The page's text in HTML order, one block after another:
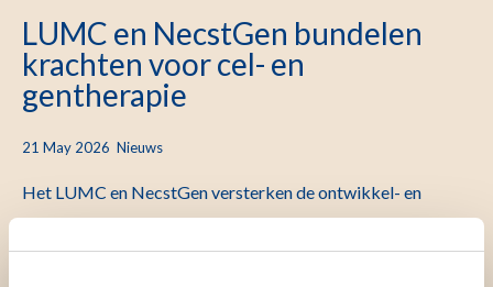
LUMC en NecstGen bundelen
krachten voor cel- en
gentherapie
21 May 2026 Nieuws
Het LUMC en NecstGen versterken de ontwikkel- en